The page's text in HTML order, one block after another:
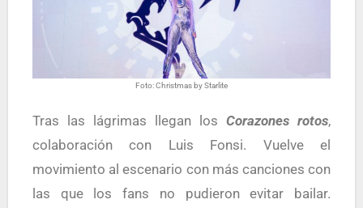
Foto: Christmas by Starlite
Tras las lágrimas llegan losCorazones rotos,
colaboración con Luis Fonsi. Vuelve el
movimiento al escenario con más canciones con
las que los fans no pudieron evitar bailar.